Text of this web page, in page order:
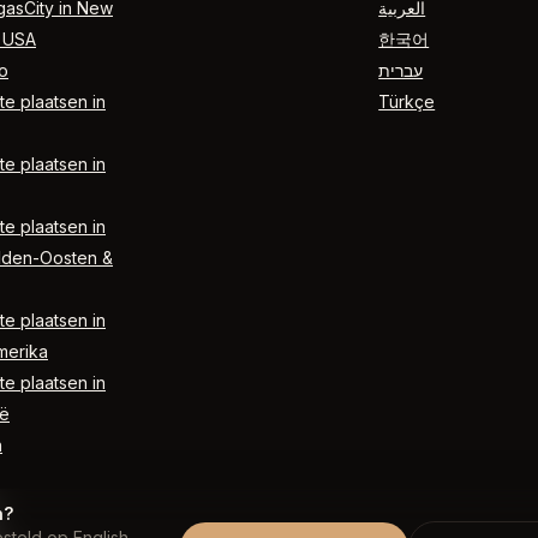
in New
plaatsen in
plaatsen in
plaatsen in
Oosten &
plaatsen in
plaatsen in
العربية
한국어
עברית
Türkçe